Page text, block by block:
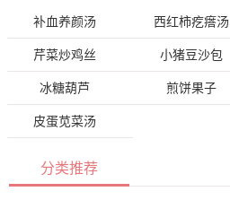
补血养颜汤 西红柿疙瘩汤
芹菜炒鸡丝 小猪豆沙包
冰糖葫芦 煎饼果子
皮蛋苋菜汤
分类推荐